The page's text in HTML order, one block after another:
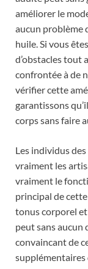
améliorer le
aucun problème
huile. Si vous
d’obstacles tout
confrontée à de
vérifier cette
garantissons
corps sans faire
Les individus
vraiment les
vraiment le
principal de
tonus corporel
peut sans
convaincant de
supplémentaires